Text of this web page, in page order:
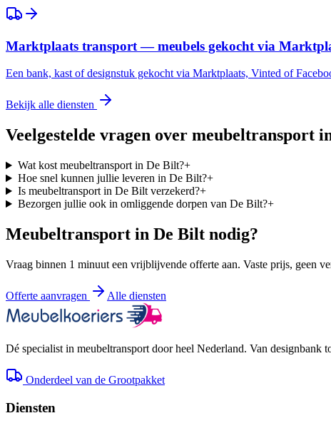
Marktplaats transport — meubels gekocht via
Een bank, kast of designstuk gekocht via Marktplaats, Vinted of
Bekijk alle diensten
Veelgestelde vragen over meubeltransport
Wat kost meubeltransport in De Bilt?+
Hoe snel kunnen jullie leveren in De Bilt?+
Is meubeltransport in De Bilt verzekerd?+
Bezorgen jullie ook in omliggende dorpen van De Bilt?+
Meubeltransport in De Bilt nodig?
Vraag binnen 1 minuut een vrijblijvende offerte aan. Vaste prijs, geen
Offerte aanvragen Alle diensten
Dé specialist in meubeltransport door heel Nederland. Van designbank
Onderdeel van de Grootpakket
Diensten